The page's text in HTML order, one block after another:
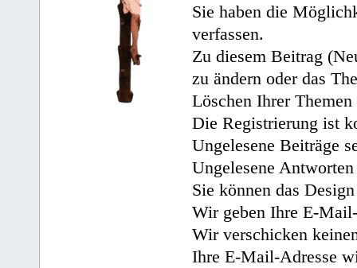
Sie haben die
verfassen.
Zu diesem Beitrag
zu ändern oder das
Löschen Ihrer
Die Registrierung ist
Ungelesene Beiträge
Ungelesene
Sie können das
Wir geben Ihre E-
Wir verschicken
Ihre E-Mail-Adresse